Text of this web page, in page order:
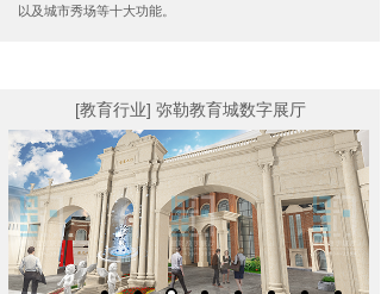
以及城市秀场等十大功能。
[教育行业] 弥勒教育城数字展厅